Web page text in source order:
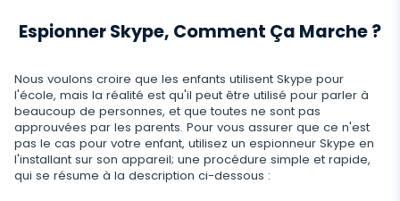
Espionner Skype, Comment Ça Marche ?
Nous voulons croire que les enfants utilisent Skype pour
l'école, mais la réalité est qu'il peut être utilisé pour parler à
beaucoup de personnes, et que toutes ne sont pas
approuvées par les parents. Pour vous assurer que ce n'est
pas le cas pour votre enfant, utilisez un espionneur Skype en
l'installant sur son appareil; une procédure simple et rapide,
qui se résume à la description ci-dessous :